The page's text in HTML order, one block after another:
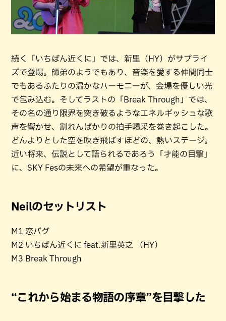
続く「いちばん近くに」では、新里（HY）がサプライ
ズで登場。師弟のようでもあり、音楽を愛する仲間同士
でもあるふたりの温かなハーモニーが、会場を優しい光
で包み込む。そしてラストの「Break Through」では、
その名の通り限界を突き破るようなエネルギッシュな歌
声を響かせ、割れんばかりの拍手喝采を巻き起こした。
どんよりとした空を吹き飛ばすほどの、熱いステージ。
近い将来、伝説として語られるであろう「才能の目撃」
に、SKY Fesの未来への希望が重なった。
Neilのセットリスト
M1 恋バグ
M2 いちばん近くに feat.新里英之 （HY）
M3 Break Through
“これから始まる物語の序章”を目撃した